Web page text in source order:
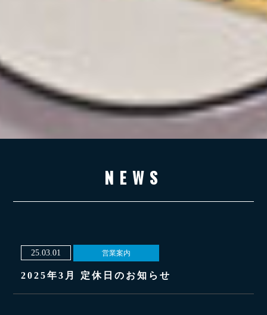
NEWS
25.03.01 営業案内
2025年3月 定休日のお知らせ